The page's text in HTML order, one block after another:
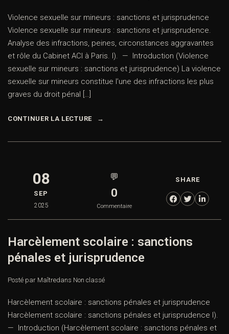
Violence sexuelle sur mineurs : sanctions et jurisprudence
Violence sexuelle sur mineurs : sanctions et jurisprudence.
Analyse des infractions, peines, circonstances aggravantes
et rôle du Cabinet ACI à Paris. I). — Introduction (Violence
sexuelle sur mineurs : sanctions et jurisprudence) La violence
sexuelle sur mineurs constitue l’une des infractions les plus
graves du droit pénal […]
CONTINUER LA LECTURE
08
SEP
2025
💬
0
Commentaire
SHARE
Harcèlement scolaire : sanctions
pénales et jurisprudence
Posté par Maîtredans Non classé
Harcèlement scolaire : sanctions pénales et jurisprudence
Harcèlement scolaire : sanctions pénales et jurisprudence I).
— Introduction (Harcèlement scolaire : sanctions pénales et